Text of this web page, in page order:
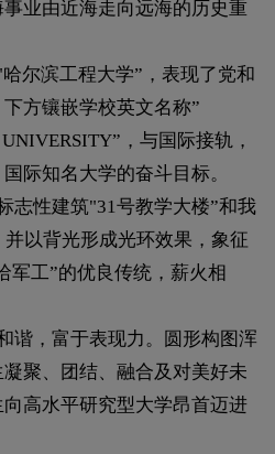
业由近海走向远海的历史重
尔滨工程大学”，表现了党和
方镶嵌学校英文名称”
，与国际接轨，
际知名大学的奋斗目标。
志性建筑"31号教学大楼”和我
以背光形成光环效果，象征
军工”的优良传统，薪火相
谐，富于表现力。圆形构图浑
聚、团结、融合及对美好未
高水平研究型大学昂首迈进